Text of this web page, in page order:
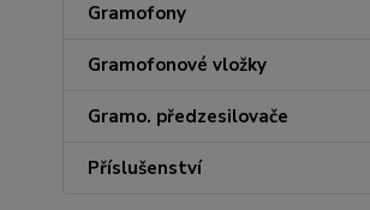
Gramofony
Gramofonové vložky
Gramo. předzesilovače
Příslušenství